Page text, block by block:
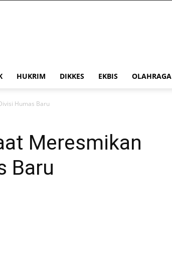
HUKRIM DIKKES EKBIS OLAHRAGA
Humas Baru
Meresmikan
Baru